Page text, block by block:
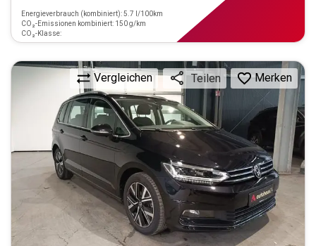
Energieverbrauch (kombiniert): 5.7 l/100km
CO₂-Emissionen kombiniert: 150 g/km
CO₂-Klasse:
Vergleichen Teilen Merken